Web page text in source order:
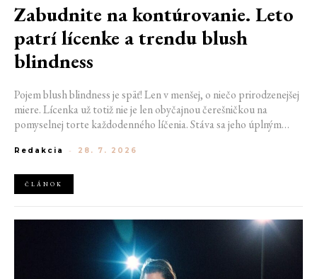
Zabudnite na kontúrovanie. Leto
patrí lícenke a trendu blush
blindness
Pojem blush blindness je späť! Len v menšej, o niečo prirodzenejšej
miere. Lícenka už totiž nie je len obyčajnou čerešničkou na
pomyselnej torte každodenného líčenia. Stáva sa jeho úplným
sviežosť, ktorú žiadny iný produkt napodobniť nedokáže. Termín
aktuálnym trendom.
Redakcia - 28. 7. 2026
ČLÁNOK